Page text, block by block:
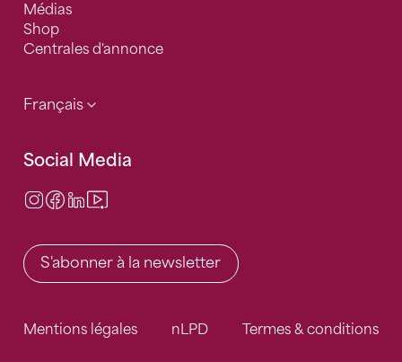
Médias
Shop
Centrales d'annonce
Français
Social Media
Instagram
Facebook
LinkedIn
S'abonner à la newsletter
Mentions légales nLPD Termes & conditions